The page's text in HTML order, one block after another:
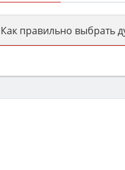
Как правильно выбрать
семьи, класс